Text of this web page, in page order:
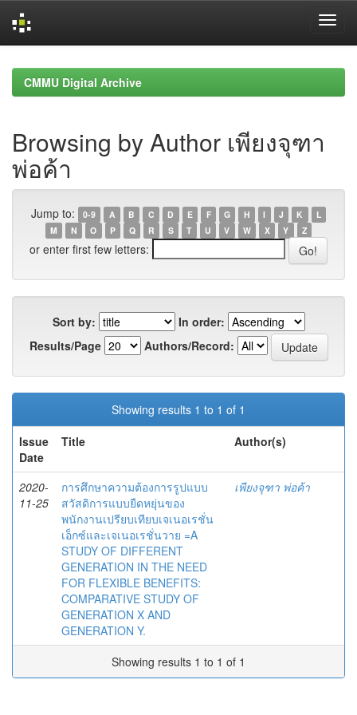
navigationCMMU Digital Archive
Browsing by Author เพียงจุฑา
พ่อค้า
Jump to: 0-9 A B C D E F G H I J K
L
M
N O P Q R S T U V W X Y Z
or enter first few letters:
Sort by:
In order:
Results/Page
Authors/Record:
Showing results 1 to 1 of 1
Issue
Date
Title Author(s)
2020-
11-25
การศึกษาความต้องการรูปแบบ
สวัสดิการแบบยืดหยุ่นของ
พนักงานเปรียบเทียบเจเนอเรชั่น
เอ็กซ์และเจเนอเรชั่นวาย =A
STUDY OF DIFFERENT
GENERATION IN THE NEED
FOR FLEXIBLE BENEFITS:
COMPARATIVE STUDY OF
GENERATION X AND
GENERATION Y.
เพียงจุฑา พ่อค้า
Showing results 1 to 1 of 1